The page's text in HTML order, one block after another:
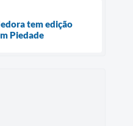
tem edição
Piedade